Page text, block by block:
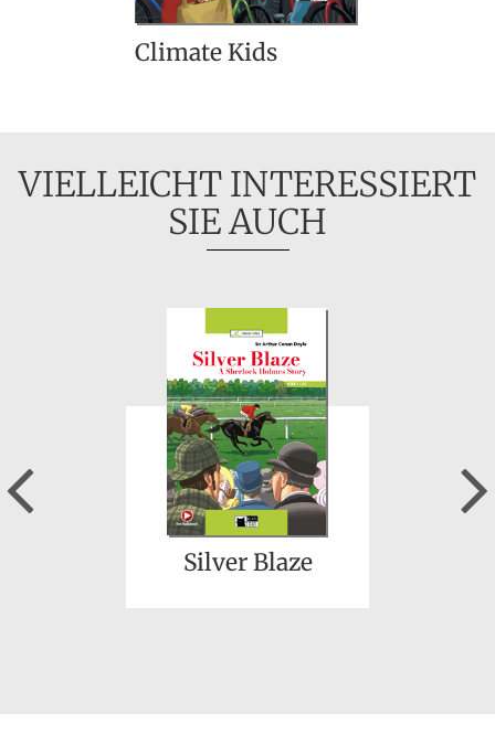
Climate Kids
David Copperfield
VIELLEICHT INTERESSIERT
SIE AUCH
Silver Blaze
Previous